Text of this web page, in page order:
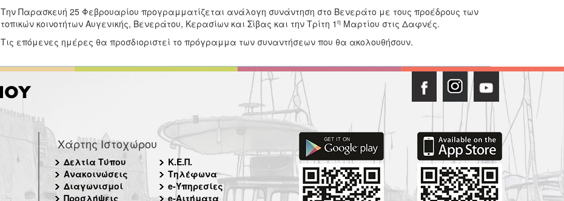
Την Παρασκευή 25 Φεβρουαρίου προγραμματίζεται ανάλογη συνάντηση στο Βενεράτο με τους προέδρους των
τοπικών κοινοτήτων Αυγενικής, Βενεράτου, Κερασίων και Σίβας και την Τρίτη 1 η Μαρτίου στις Δαφνές.
Τις επόμενες ημέρες θα προσδιοριστεί το πρόγραμμα των συναντήσεων που θα ακολουθήσουν.
Χάρτης Ιστοχώρου
Δελτία Τύπου
Ανακοινώσεις
Διαγωνισμοί
Προσλήψεις
Κ.Ε.Π.
Τηλέφωνα
e-Υπηρεσίες
e-Αιτήματα